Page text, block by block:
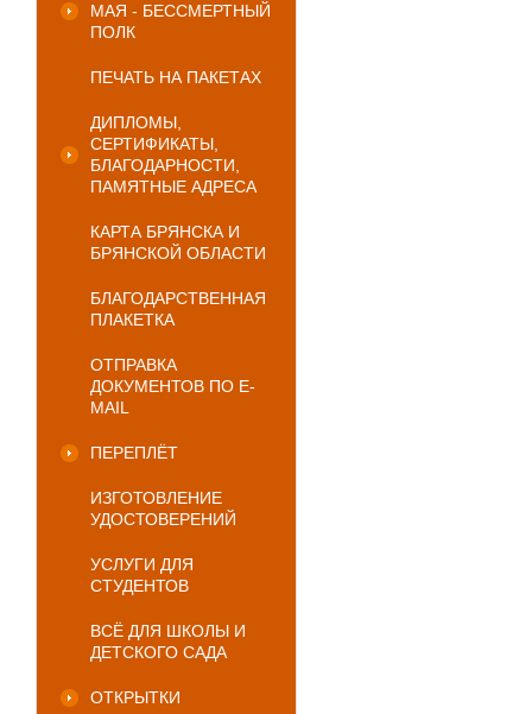
МАЯ - БЕССМЕРТНЫЙ
ПОЛК
ПЕЧАТЬ НА ПАКЕТАХ
ДИПЛОМЫ,
СЕРТИФИКАТЫ,
БЛАГОДАРНОСТИ,
ПАМЯТНЫЕ АДРЕСА
КАРТА БРЯНСКА И
БРЯНСКОЙ ОБЛАСТИ
БЛАГОДАРСТВЕННАЯ
ПЛАКЕТКА
ОТПРАВКА
ДОКУМЕНТОВ ПО E-
MAIL
ПЕРЕПЛЁТ
ИЗГОТОВЛЕНИЕ
УДОСТОВЕРЕНИЙ
УСЛУГИ ДЛЯ
СТУДЕНТОВ
ВСЁ ДЛЯ ШКОЛЫ И
ДЕТСКОГО САДА
ОТКРЫТКИ